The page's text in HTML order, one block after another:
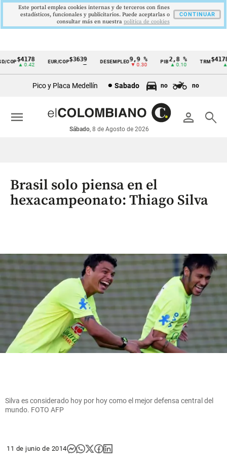
Cintillo
económicos
Colombia
$4178
▲ 0.42
EUR/COP$3639 DESEMPLEO 9,9 %
▼ 0.30
PIB2,8 %
▲ 0.10
TRM
▲
Pico y Placa Medellín Sabado no no
person search
Sábado, 8 de Agosto de 2026
menu
Brasil solo piensa en el
hexacampeonato: Thiago Silva
Silva es considerado hoy por hoy como el mejor defensa central del
mundo. FOTO AFP
11 de junio de 2014
Este portal emplea cookies internas y de terceros con fines
estadísticos, funcionales y publicitarios. Puede aceptarlas o
consultar más en nuestra politica de cookies
CONTINUAR